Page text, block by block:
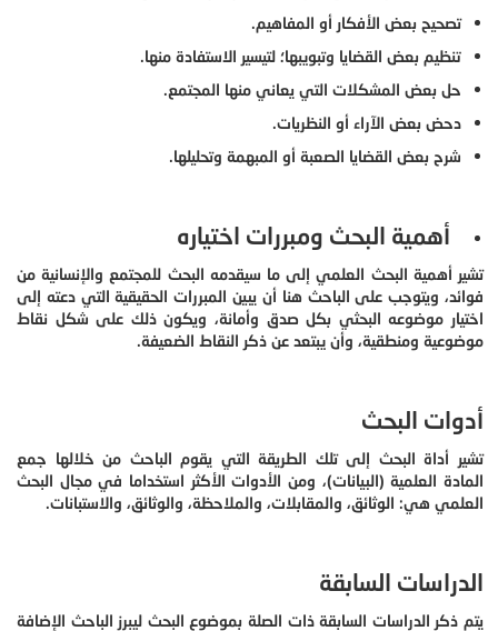
تصحيح بعض الأفكار أو المفاهيم.
تنظيم بعض القضايا وتبويبها؛ لتيسير الاستفادة منها.
حل بعض المشكلات التي يعاني منها المجتمع.
دحض بعض الآراء أو النظريات.
شرح بعض القضايا الصعبة أو المبهمة وتحليلها.
أهمية البحث ومبررات اختياره
تشير أهمية البحث العلمي إلى ما سيقدمه البحث للمجتمع والإنسانية من
فوائد، ويتوجب على الباحث هنا أن يبين المبررات الحقيقية التي دعته إلى
اختيار موضوعه البحثي بكل صدق وأمانة، ويكون ذلك على شكل نقاط
موضوعية ومنطقية، وأن يبتعد عن ذكر النقاط الضعيفة.
أدوات البحث
تشير أداة البحث إلى تلك الطريقة التي يقوم الباحث من خلالها جمع
المادة العلمية (البيانات)، ومن الأدوات الأكثر استخداما في مجال البحث
العلمي هي: الوثائق، والمقابلات، والملاحظة، والوثائق، والاستبانات.
الدراسات السابقة
يتم ذكر الدراسات السابقة ذات الصلة بموضوع البحث ليبرز الباحث الإضافة